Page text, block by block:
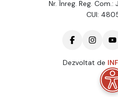
-Cutie depozitare deasupra
Nr. Înreg. Reg.
CUI:
Dezvoltat de